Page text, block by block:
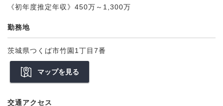
《初年度推定年収》450万～1,300万
勤務地
茨城県つくば市竹園1丁目7番
マップを見る
交通アクセス